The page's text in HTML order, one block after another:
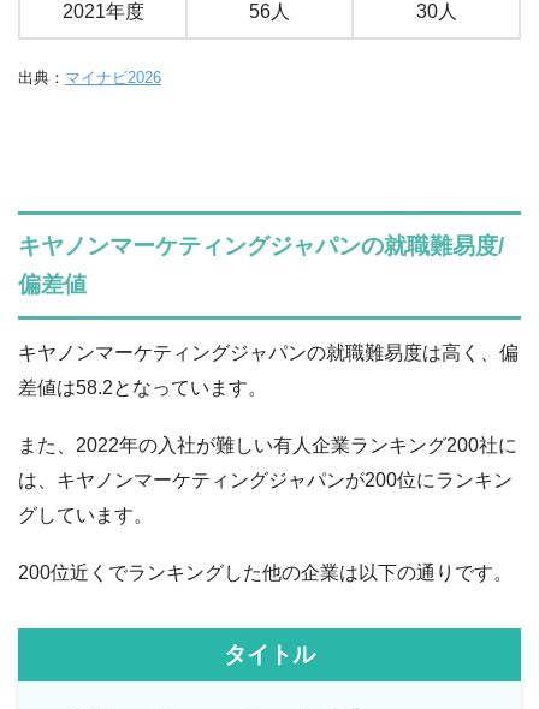
2021年度 56人 30人
出典： マイナビ2026
キヤノンマーケティングジャパンの就職難易度/
偏差値
キヤノンマーケティングジャパンの就職難易度は高く、偏
差値は58.2となっています。
また、2022年の入社が難しい有人企業ランキング200社に
は、キヤノンマーケティングジャパンが200位にランキン
グしています。
200位近くでランキングした他の企業は以下の通りです。
タイトル